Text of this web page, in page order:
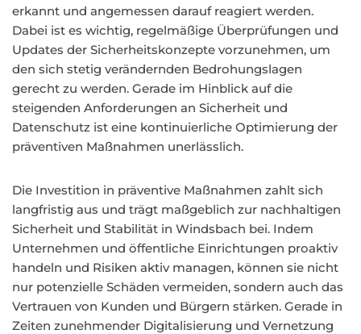
erkannt und angemessen darauf reagiert werden.
Dabei ist es wichtig, regelmäßige Überprüfungen und
Updates der Sicherheitskonzepte vorzunehmen, um
den sich stetig verändernden Bedrohungslagen
gerecht zu werden. Gerade im Hinblick auf die
steigenden Anforderungen an Sicherheit und
Datenschutz ist eine kontinuierliche Optimierung der
präventiven Maßnahmen unerlässlich.
Die Investition in präventive Maßnahmen zahlt sich
langfristig aus und trägt maßgeblich zur nachhaltigen
Sicherheit und Stabilität in Windsbach bei. Indem
Unternehmen und öffentliche Einrichtungen proaktiv
handeln und Risiken aktiv managen, können sie nicht
nur potenzielle Schäden vermeiden, sondern auch das
Vertrauen von Kunden und Bürgern stärken. Gerade in
Zeiten zunehmender Digitalisierung und Vernetzung